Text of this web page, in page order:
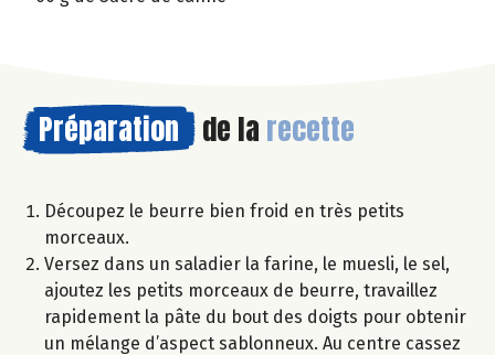
Préparation de la recette
Découpez le beurre bien froid en très petits
morceaux.
Versez dans un saladier la farine, le muesli, le sel,
ajoutez les petits morceaux de beurre, travaillez
rapidement la pâte du bout des doigts pour obtenir
un mélange d’aspect sablonneux. Au centre cassez